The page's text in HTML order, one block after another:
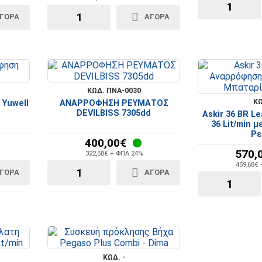
ΑΓΟΡΆ
ΚΩΔ. ΠΝΑ-0030
ΑΝΑΡΡΟΦΗΣΗ ΡΕΥΜΑΤΟΣ
DEVILBISS 7305dd
400,00€
322,58€ + ΦΠΑ 24%
ΑΓΟΡΆ
Askir 36 BR
36 Lit/min
459,68€
ΚΩΔ. -